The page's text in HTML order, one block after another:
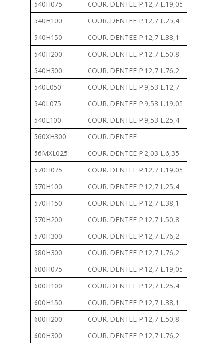
540H075
COUR. DENTEE P.12,7 L.19,05
540H100
COUR. DENTEE P.12,7 L.25,4
540H150
COUR. DENTEE P.12,7 L.38,1
540H200
COUR. DENTEE P.12,7 L.50,8
540H300
COUR. DENTEE P.12,7 L.76,2
540L050
COUR. DENTEE P.9,53 L.12,7
540L075
COUR. DENTEE P.9,53 L.19,05
540L100
COUR. DENTEE P.9,53 L.25,4
560XH300
COUR. DENTEE
56MXL025
COUR. DENTEE P.2,03 L.6,35
570H075
COUR. DENTEE P.12,7 L.19,05
570H100
COUR. DENTEE P.12,7 L.25,4
570H150
COUR. DENTEE P.12,7 L.38,1
570H200
COUR. DENTEE P.12,7 L.50,8
570H300
COUR. DENTEE P.12,7 L.76,2
580H300
COUR. DENTEE P.12,7 L.76,2
600H075
COUR. DENTEE P.12,7 L.19,05
600H100
COUR. DENTEE P.12,7 L.25,4
600H150
COUR. DENTEE P.12,7 L.38,1
600H200
COUR. DENTEE P.12,7 L.50,8
600H300
COUR. DENTEE P.12,7 L.76,2